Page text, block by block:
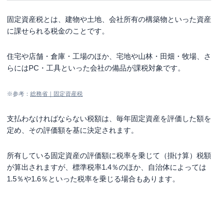
固定資産税とは、建物や土地、会社所有の構築物といった資産
に課せられる税金のことです。
住宅や店舗・倉庫・工場のほか、宅地や山林・田畑・牧場、さ
らにはPC・工具といった会社の備品が課税対象です。
※参考： 総務省｜固定資産税
支払わなければならない税額は、毎年固定資産を評価した額を
定め、その評価額を基に決定されます。
所有している固定資産の評価額に税率を乗じて（掛け算）税額
が算出されますが、標準税率1.4％のほか、自治体によっては
1.5％や1.6％といった税率を乗じる場合もあります。